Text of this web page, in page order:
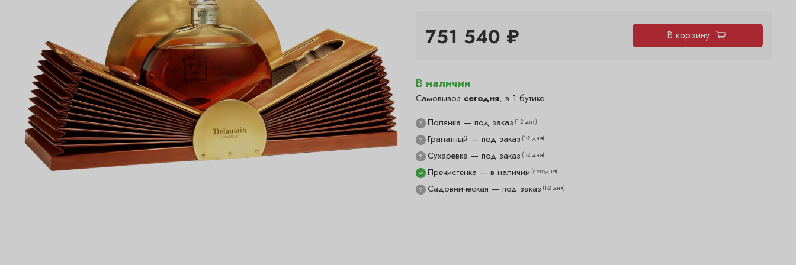
751 540 ₽ В корзину
В наличии
Самовывоз сегодня, в 1 бутике
? Гранатный — под заказ (1-2 дня)
? Полянка — под заказ (1-2 дня)
✓ Пречистенка — в наличии (сегодня)
? Садовническая — под заказ (1-2 дня)
? Сухаревка — под заказ (1-2 дня)